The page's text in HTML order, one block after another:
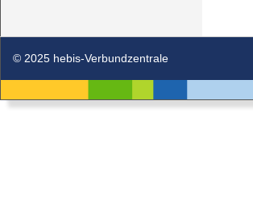
© 2025 hebis-Verbundzentrale